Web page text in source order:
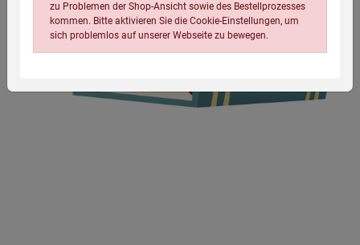
zu Problemen der Shop-Ansicht sowie des Bestellprozesses
kommen. Bitte aktivieren Sie die Cookie-Einstellungen, um
sich problemlos auf unserer Webseite zu bewegen.